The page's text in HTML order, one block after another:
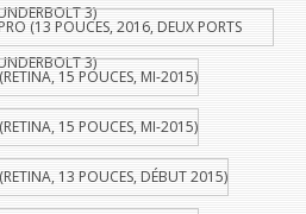
3)
(13 POUCES, 2016, DEUX PORTS
3)
15 POUCES, MI-2015)
15 POUCES, MI-2015)
13 POUCES, DÉBUT 2015)